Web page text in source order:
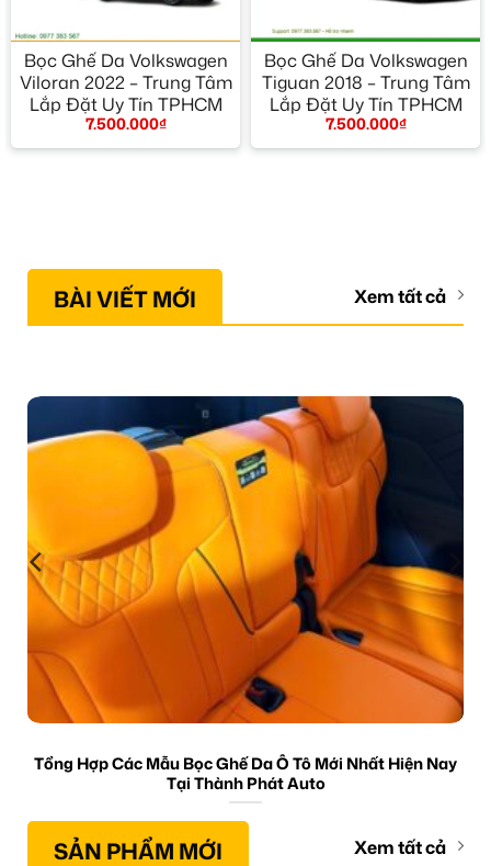
Bọc Ghế Da Volkswagen
Viloran 2022 – Trung Tâm
Lắp Đặt Uy Tín TPHCM
7.500.000₫
Bọc Ghế Da Volkswagen
Tiguan 2018 – Trung Tâm
Lắp Đặt Uy Tín TPHCM
7.500.000₫
BÀI VIẾT MỚI Xem tất cả
Tổng Hợp Các Mẫu Bọc Ghế Da Ô Tô Mới Nhất Hiện Nay
Tại Thành Phát Auto
SẢN PHẨM MỚI Xem tất cả